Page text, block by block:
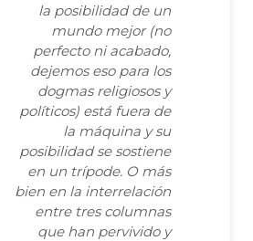
la posibilidad de un
mundo mejor (no
perfecto ni acabado,
dejemos eso para los
dogmas religiosos y
políticos) está fuera de
la máquina y su
posibilidad se sostiene
en un trípode. O más
bien en la interrelación
entre tres columnas
que han pervivido y